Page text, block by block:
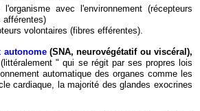
avec l'environnement (récepteurs
afférentes)
volontaires (fibres efférentes).
autonome(SNA, neurovégétatif ou viscéral),
" qui se régit par ses propres lois
automatique des organes comme les
cardiaque, la majorité des glandes exocrines